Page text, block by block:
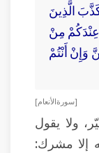
الَّذِينَ
مِنْ
وَإِنْ أَنْتُمْ
[ سورة الأنعام ]
ولا يقول
إلا مشرك: